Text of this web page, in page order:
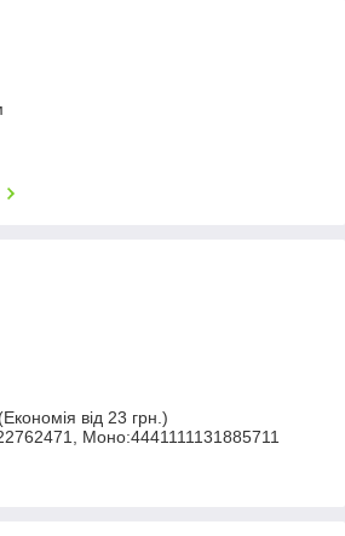
від 23 грн.)
Моно:4441111131885711